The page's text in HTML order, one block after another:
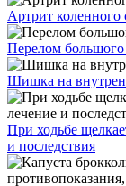
Артрит коленного
Перелом большого
Шишка на
При ходьбе
и последствия